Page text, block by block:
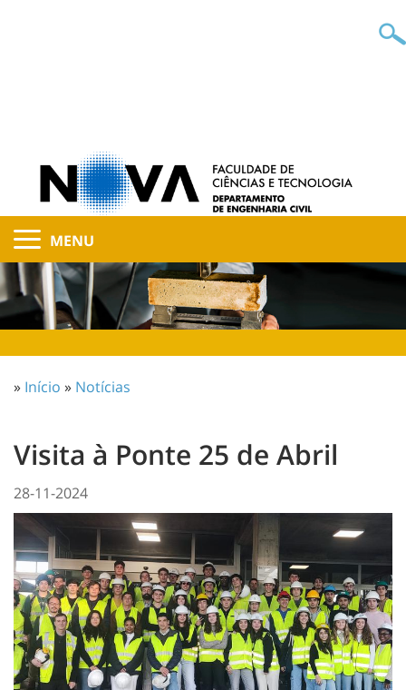
MENU
» Início » Notícias
Visita à Ponte 25 de Abril
28-11-2024